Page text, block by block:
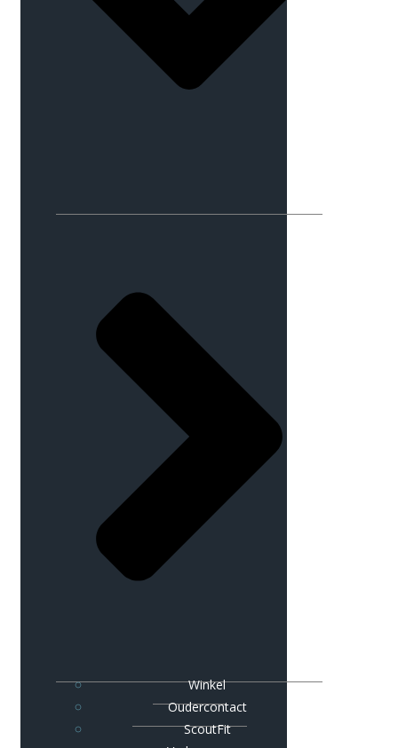
Winkel
Oudercontact
ScoutFit